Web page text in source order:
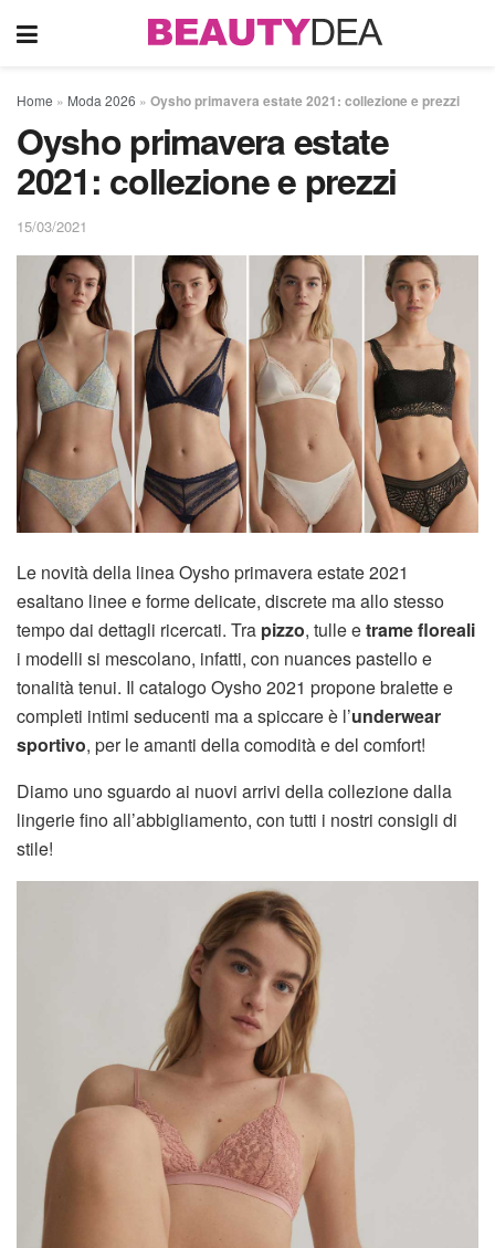
Home » Moda 2026 » Oysho primavera estate 2021: collezione e prezzi
Oysho primavera estate
2021: collezione e prezzi
15/03/2021
Le novità della linea Oysho primavera estate 2021
esaltano linee e forme delicate, discrete ma allo stesso
tempo dai dettagli ricercati. Tra pizzo, tulle etrame floreali
i modelli si mescolano, infatti, con nuances pastello e
tonalità tenui. Il catalogo Oysho 2021 propone bralette e
completi intimi seducenti ma a spiccare è l’underwear
sportivo, per le amanti della comodità e del comfort!
Diamo uno sguardo ai nuovi arrivi della collezione dalla
lingerie fino all’abbigliamento, con tutti i nostri consigli di
stile!